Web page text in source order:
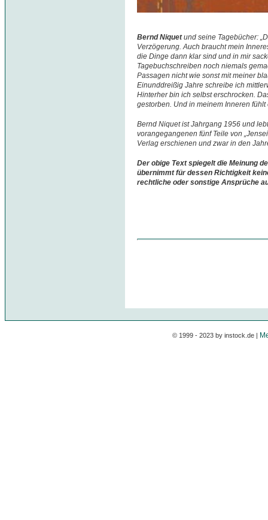
Bernd Niquetund seine Tagebücher:
Verzögerung. Auch braucht mein
die Dinge dann klar sind und in mir
Tagebuchschreiben noch niemals
Passagen nicht wie sonst mit meiner
Einunddreißig Jahre schreibe ich
Hinterher bin ich selbst erschrocken.
gestorben. Und in meinem Inneren fühlt
Bernd Niquet ist Jahrgang 1956 und
vorangegangenen fünf Teile von
Verlag erschienen und zwar in den
Der obige Text spiegelt die Meinung
übernimmt für dessen Richtigkeit
rechtliche oder sonstige Ansprüche
© 1999 - 2023 by instock.de |